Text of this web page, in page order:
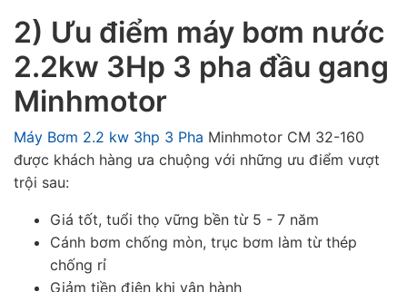
2) Ưu điểm máy bơm nước
2.2kw 3Hp 3 pha đầu gang
Minhmotor
Máy Bơm 2.2 kw 3hp 3 Pha Minhmotor CM 32-160
được khách hàng ưa chuộng với những ưu điểm vượt
trội sau:
Giá tốt, tuổi thọ vững bền từ 5 - 7 năm
Cánh bơm chống mòn, trục bơm làm từ thép
chống rỉ
Giảm tiền điện khi vận hành